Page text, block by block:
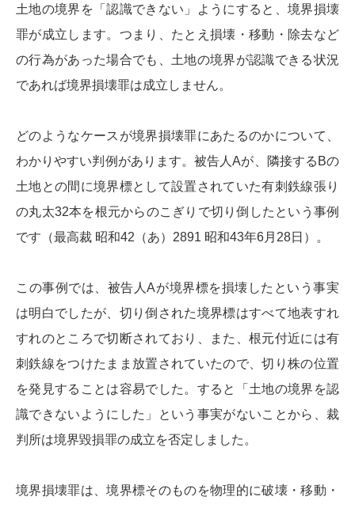
土地の境界を「認識できない」ようにすると、境界損壊
罪が成立します。つまり、たとえ損壊・移動・除去など
の行為があった場合でも、土地の境界が認識できる状況
であれば境界損壊罪は成立しません。
どのようなケースが境界損壊罪にあたるのかについて、
わかりやすい判例があります。被告人Aが、隣接するBの
土地との間に境界標として設置されていた有刺鉄線張り
の丸太32本を根元からのこぎりで切り倒したという事例
です（最高裁 昭和42（あ）2891 昭和43年6月28日）。
この事例では、被告人Aが境界標を損壊したという事実
は明白でしたが、切り倒された境界標はすべて地表すれ
すれのところで切断されており、また、根元付近には有
刺鉄線をつけたまま放置されていたので、切り株の位置
を発見することは容易でした。すると「土地の境界を認
識できないようにした」という事実がないことから、裁
判所は境界毀損罪の成立を否定しました。
境界損壊罪は、境界標そのものを物理的に破壊・移動・